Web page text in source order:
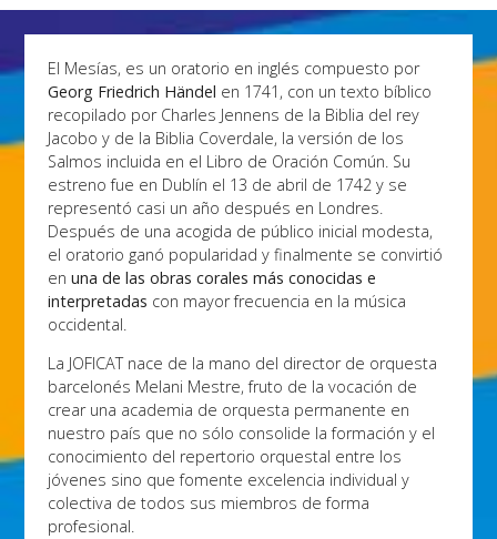
El Mesías, es un oratorio en inglés compuesto por
Georg Friedrich Händel en 1741, con un texto bíblico
recopilado por Charles Jennens de la Biblia del rey
Jacobo y de la Biblia Coverdale, la versión de los
Salmos incluida en el Libro de Oración Común. Su
estreno fue en Dublín el 13 de abril de 1742 y se
representó casi un año después en Londres.
Después de una acogida de público inicial modesta,
el oratorio ganó popularidad y finalmente se convirtió
en una de las obras corales más conocidas e
interpretadas con mayor frecuencia en la música
occidental.
La JOFICAT nace de la mano del director de orquesta
barcelonés Melani Mestre, fruto de la vocación de
crear una academia de orquesta permanente en
nuestro país que no sólo consolide la formación y el
conocimiento del repertorio orquestal entre los
jóvenes sino que fomente excelencia individual y
colectiva de todos sus miembros de forma
profesional.